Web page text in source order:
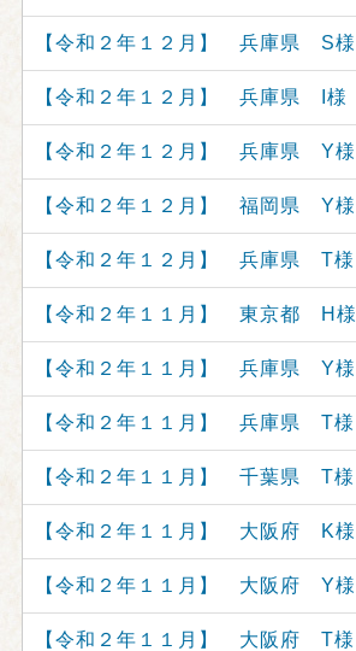
【令和２年１２月】 兵庫県 S様
【令和２年１２月】 兵庫県 I様
【令和２年１２月】 兵庫県 Y様
【令和２年１２月】 福岡県 Y様
【令和２年１２月】 兵庫県 T様
【令和２年１１月】 東京都 H様
【令和２年１１月】 兵庫県 Y様
【令和２年１１月】 兵庫県 T様
【令和２年１１月】 千葉県 T様
【令和２年１１月】 大阪府 K様
【令和２年１１月】 大阪府 Y様
【令和２年１１月】 大阪府 T様